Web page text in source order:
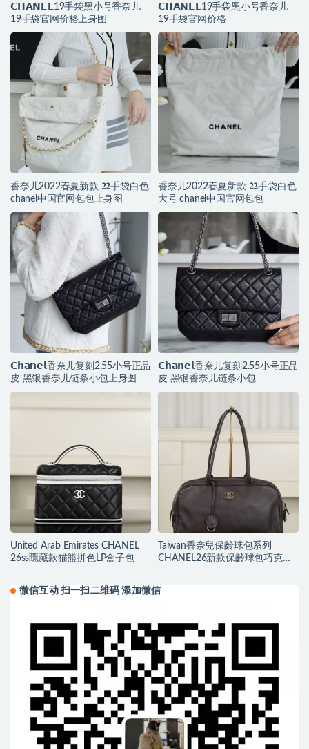
𝗖𝗛𝗔𝗡𝗘𝗟19手袋黑小号香奈儿
19手袋官网价格上身图
𝗖𝗛𝗔𝗡𝗘𝗟19手袋黑小号香奈儿
19手袋官网价格
香奈儿2022春夏新款 𝟐𝟐手袋白色
chanel中国官网包包上身图
香奈儿2022春夏新款 𝟐𝟐手袋白色
大号 chanel中国官网包包
𝗖𝗵𝗮𝗻𝗲𝗹香奈儿复刻2.55小号正品
皮 黑银香奈儿链条小包上身图
𝗖𝗵𝗮𝗻𝗲𝗹香奈儿复刻2.55小号正品
皮 黑银香奈儿链条小包
United Arab Emirates CHANEL
26ss隱藏款猫熊拼色LP盒子包
Taiwan香奈兒保齡球包系列
CHANEL26新款保齡球包巧克力
微信互动 扫一扫二维码 添加微信